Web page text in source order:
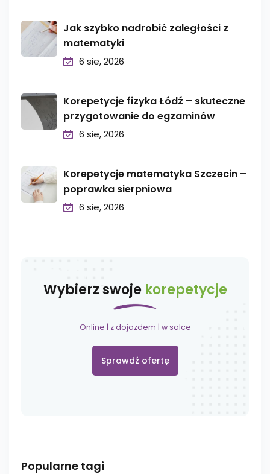
Jak szybko nadrobić zaległości z
matematyki
6 sie, 2026
Korepetycje fizyka Łódź – skuteczne
przygotowanie do egzaminów
6 sie, 2026
Korepetycje matematyka Szczecin –
poprawka sierpniowa
6 sie, 2026
Wybierz swoje korepetycje
Online | z dojazdem | w salce
Sprawdź ofertę
Popularne tagi